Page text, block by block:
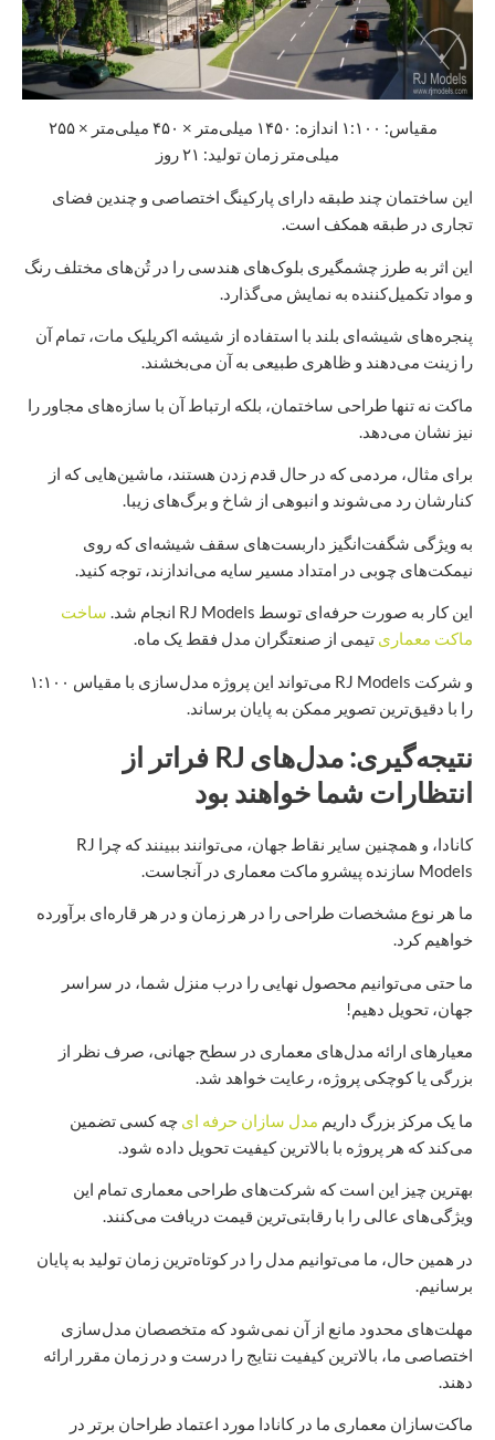
مقیاس: ۱:۱۰۰ اندازه: ۱۴۵۰ میلی‌متر × ۴۵۰ میلی‌متر × ۲۵۵
میلی‌متر زمان تولید: ۲۱ روز
این ساختمان چند طبقه دارای پارکینگ اختصاصی و چندین فضای
تجاری در طبقه همکف است.
این اثر به طرز چشمگیری بلوک‌های هندسی را در تُن‌های مختلف رنگ
و مواد تکمیل‌کننده به نمایش می‌گذارد.
پنجره‌های شیشه‌ای بلند با استفاده از شیشه اکریلیک مات، تمام آن
را زینت می‌دهند و ظاهری طبیعی به آن می‌بخشند.
ماکت نه تنها طراحی ساختمان، بلکه ارتباط آن با سازه‌های مجاور را
نیز نشان می‌دهد.
برای مثال، مردمی که در حال قدم زدن هستند، ماشین‌هایی که از
کنارشان رد می‌شوند و انبوهی از شاخ و برگ‌های زیبا.
به ویژگی شگفت‌انگیز داربست‌های سقف شیشه‌ای که روی
نیمکت‌های چوبی در امتداد مسیر سایه می‌اندازند، توجه کنید.
این کار به صورت حرفه‌ای توسط RJ Models انجام شد.
ساخت
ماکت معماری تیمی از صنعتگران مدل فقط یک ماه.
و شرکت RJ Models می‌تواند این پروژه مدل‌سازی با مقیاس ۱:۱۰۰
را با دقیق‌ترین تصویر ممکن به پایان برساند.
نتیجه‌گیری: مدل‌های RJ فراتر از
انتظارات شما خواهند بود
کانادا، و همچنین سایر نقاط جهان، می‌توانند ببینند که چرا RJ
Models سازنده پیشرو ماکت معماری در آنجاست.
ما هر نوع مشخصات طراحی را در هر زمان و در هر قاره‌ای برآورده
خواهیم کرد.
ما حتی می‌توانیم محصول نهایی را درب منزل شما، در سراسر
جهان، تحویل دهیم!
معیارهای ارائه مدل‌های معماری در سطح جهانی، صرف نظر از
بزرگی یا کوچکی پروژه، رعایت خواهد شد.
ما یک مرکز بزرگ داریم مدل سازان حرفه ای چه کسی تضمین
می‌کند که هر پروژه با بالاترین کیفیت تحویل داده شود.
بهترین چیز این است که شرکت‌های طراحی معماری تمام این
ویژگی‌های عالی را با رقابتی‌ترین قیمت دریافت می‌کنند.
در همین حال، ما می‌توانیم مدل را در کوتاه‌ترین زمان تولید به پایان
برسانیم.
مهلت‌های محدود مانع از آن نمی‌شود که متخصصان مدل‌سازی
اختصاصی ما، بالاترین کیفیت نتایج را درست و در زمان مقرر ارائه
دهند.
ماکت‌سازان معماری ما در کانادا مورد اعتماد طراحان برتر در